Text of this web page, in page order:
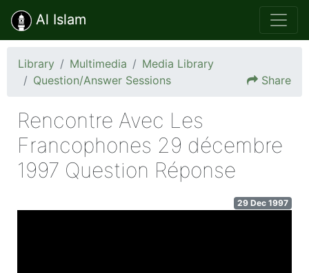
Al Islam
Library Multimedia
Media Library
Question/Answer Sessions
Share
Rencontre Avec Les
Francophones 29 décembre
1997 Question Réponse
29 Dec 1997